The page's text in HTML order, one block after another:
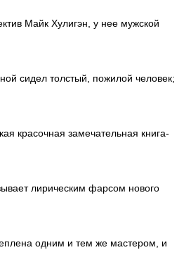
Майк Хулигэн, у нее мужской
сидел толстый, пожилой человек;
красочная замечательная книга-
лирическим фарсом нового
одним и тем же мастером, и